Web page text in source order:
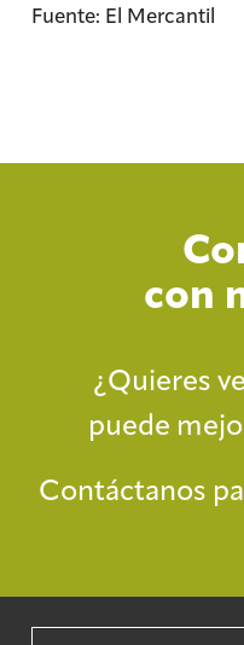
Fuente: El Mercantil
con
¿Quieres
puede
Contáctanos